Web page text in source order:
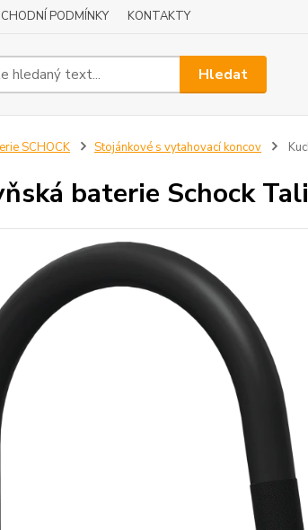
PODMÍNKY KONTAKTY
Hledat
SCHOCK Stojánkové s vytahovací koncov
baterie Schock